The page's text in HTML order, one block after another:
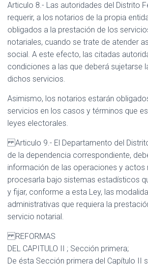
Articulo 8.- Las autoridades del Distrito
requerir, a los notarios de la propia
obligados a la prestación de los
notariales, cuando se trate de atender
social. A este efecto, las citadas
condiciones a las que deberá sujetarse
dichos servicios.
Asimismo, los notarios estarán
servicios en los casos y términos que
leyes electorales.
Articulo 9.- El Departamento del
de la dependencia correspondiente,
información de las operaciones y actos
procesarla bajo sistemas estadísticos
y fijar, conforme a esta Ley, las
administrativas que requiera la
servicio notarial.
REFORMAS
DEL CAPITULO II ; Sección primera;
De ésta Sección primera del Capítulo II